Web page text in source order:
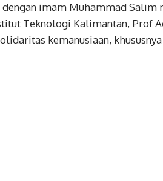
imam Muhammad
Teknologi Kalimantan, Prof
kemanusiaan,